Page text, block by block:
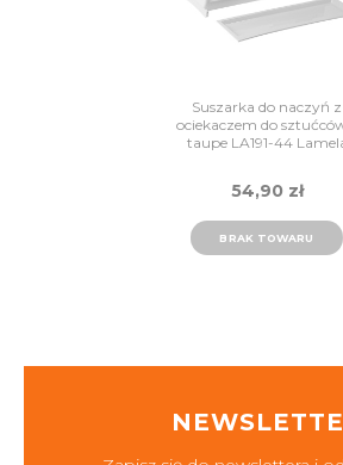
Suszarka do naczyń z
ociekaczem do
taupe LA191-44
54,90 zł
BRAK TOWARU